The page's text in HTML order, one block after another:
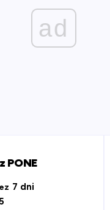
ad
PONE
7 dni